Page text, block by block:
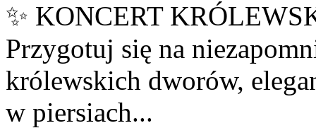
✨ KONCERT
Przygotuj się na
królewskich dworów,
w piersiach...